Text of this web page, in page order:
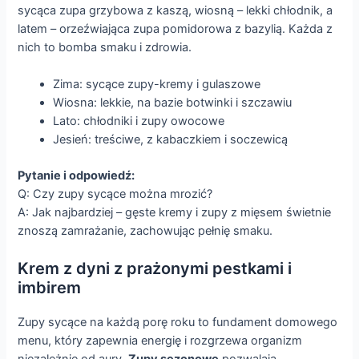
sycąca zupa grzybowa z kaszą, wiosną – lekki chłodnik, a
latem – orzeźwiająca zupa pomidorowa z bazylią. Każda z
nich to bomba smaku i zdrowia.
Zima: sycące zupy-kremy i gulaszowe
Wiosna: lekkie, na bazie botwinki i szczawiu
Lato: chłodniki i zupy owocowe
Jesień: treściwe, z kabaczkiem i soczewicą
Pytanie i odpowiedź:
Q: Czy zupy sycące można mrozić?
A: Jak najbardziej – gęste kremy i zupy z mięsem świetnie
znoszą zamrażanie, zachowując pełnię smaku.
Krem z dyni z prażonymi pestkami i
imbirem
Zupy sycące na każdą porę roku to fundament domowego
menu, który zapewnia energię i rozgrzewa organizm